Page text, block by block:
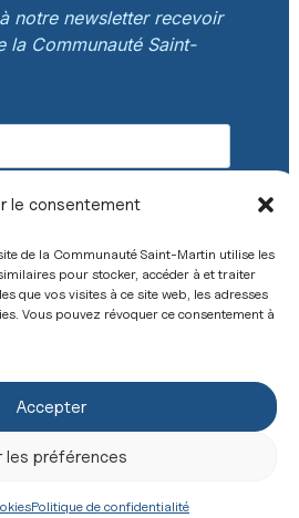
le consentement
de la Communauté Saint-Martin utilise les
pour stocker, accéder à et traiter
que vos visites à ce site web, les adresses
Vous pouvez révoquer ce consentement à
Accepter
les préférences
Politique de confidentialité
notre newsletter recevoir
la Communauté Saint-
Faire un don